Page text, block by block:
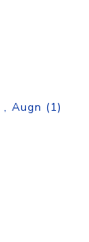
, Augn (1)